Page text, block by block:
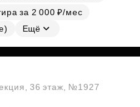
за 2 000 ₽/мес
Ещё
36 этаж, №1927